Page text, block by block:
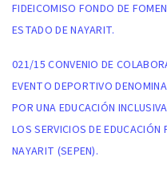
FIDEICOMISO FONDO DE
ESTADO DE NAYARIT.
021/15 CONVENIO DE
EVENTO DEPORTIVO
POR UNA EDUCACIÓN
LOS SERVICIOS DE EDUCACIÓN
NAYARIT (SEPEN).